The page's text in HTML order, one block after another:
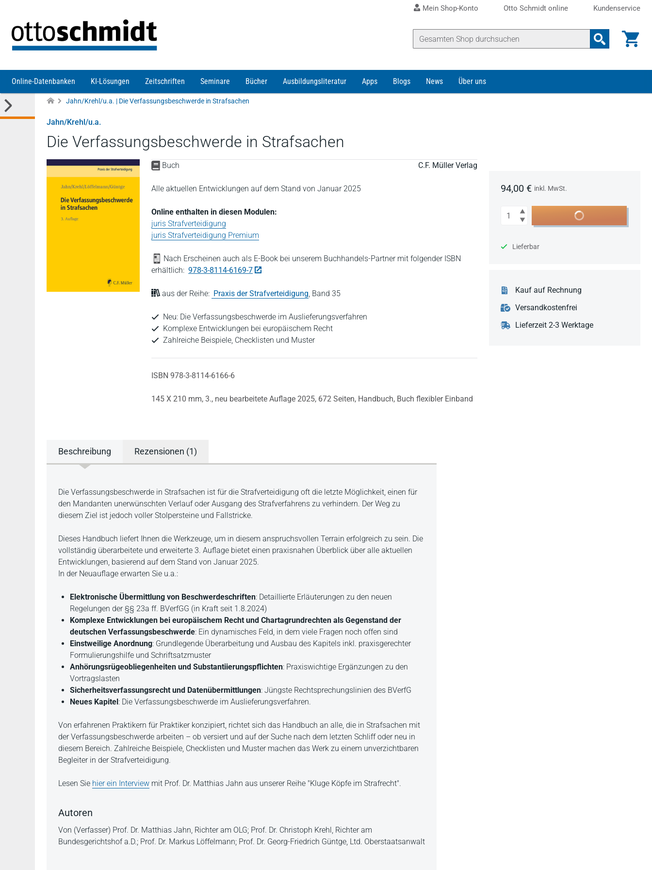
Mein Shop-Konto Otto Schmidt online Kundenservice
Online-Datenbanken KI-Lösungen Zeitschriften Seminare Bücher Ausbildungsliteratur Apps Blogs News Über uns
Jahn/Krehl/u.a. | Die Verfassungsbeschwerde in Strafsachen
Jahn/Krehl/u.a.
Die Verfassungsbeschwerde in Strafsachen
Buch C.F. Müller Verlag
Alle aktuellen Entwicklungen auf dem Stand von Januar 2025
Online enthalten in diesen Modulen:
juris Strafverteidigung
juris Strafverteidigung Premium
Nach Erscheinen auch als E-Book bei unserem Buchhandels-Partner mit folgender ISBN
erhältlich: 978-3-8114-6169-7
aus der Reihe: Praxis der Strafverteidigung, Band 35
Neu: Die Verfassungsbeschwerde im Auslieferungsverfahren
Komplexe Entwicklungen bei europäischem Recht
Zahlreiche Beispiele, Checklisten und Muster
ISBN 978-3-8114-6166-6
145 X 210 mm, 3., neu bearbeitete Auflage 2025, 672 Seiten, Handbuch, Buch flexibler Einband
94,00 € inkl. MwSt.
Anzahl In den Warenkorb
Lieferbar
Kauf auf Rechnung
Versandkostenfrei
Lieferzeit 2-3 Werktage
Beschreibung Rezensionen (1)
Beschreibung
Die Verfassungsbeschwerde in Strafsachen ist für die Strafverteidigung oft die letzte Möglichkeit, einen für
den Mandanten unerwünschten Verlauf oder Ausgang des Strafverfahrens zu verhindern. Der Weg zu
diesem Ziel ist jedoch voller Stolpersteine und Fallstricke.
Dieses Handbuch liefert Ihnen die Werkzeuge, um in diesem anspruchsvollen Terrain erfolgreich zu sein. Die
vollständig überarbeitete und erweiterte 3. Auflage bietet einen praxisnahen Überblick über alle aktuellen
Entwicklungen, basierend auf dem Stand von Januar 2025.
In der Neuauflage erwarten Sie u.a.:
Elektronische Übermittlung von Beschwerdeschriften: Detaillierte Erläuterungen zu den neuen
Regelungen der §§ 23a ff. BVerfGG (in Kraft seit 1.8.2024)
Komplexe Entwicklungen bei europäischem Recht und Chartagrundrechten als Gegenstand der
deutschen Verfassungsbeschwerde: Ein dynamisches Feld, in dem viele Fragen noch offen sind
Einstweilige Anordnung: Grundlegende Überarbeitung und Ausbau des Kapitels inkl. praxisgerechter
Formulierungshilfe und Schriftsatzmuster
Anhörungsrügeobliegenheiten und Substantiierungspflichten: Praxiswichtige Ergänzungen zu den
Vortragslasten
Sicherheitsverfassungsrecht und Datenübermittlungen: Jüngste Rechtsprechungslinien des BVerfG
Neues Kapitel: Die Verfassungsbeschwerde im Auslieferungsverfahren.
Von erfahrenen Praktikern für Praktiker konzipiert, richtet sich das Handbuch an alle, die in Strafsachen mit
der Verfassungsbeschwerde arbeiten – ob versiert und auf der Suche nach dem letzten Schliff oder neu in
diesem Bereich. Zahlreiche Beispiele, Checklisten und Muster machen das Werk zu einem unverzichtbaren
Begleiter in der Strafverteidigung.
Lesen Sie hier ein Interview mit Prof. Dr. Matthias Jahn aus unserer Reihe "Kluge Köpfe im Strafrecht".
Autoren
Von (Verfasser) Prof. Dr. Matthias Jahn, Richter am OLG; Prof. Dr. Christoph Krehl, Richter am
Bundesgerichtshof a.D.; Prof. Dr. Markus Löffelmann; Prof. Dr. Georg-Friedrich Güntge, Ltd. Oberstaatsanwalt